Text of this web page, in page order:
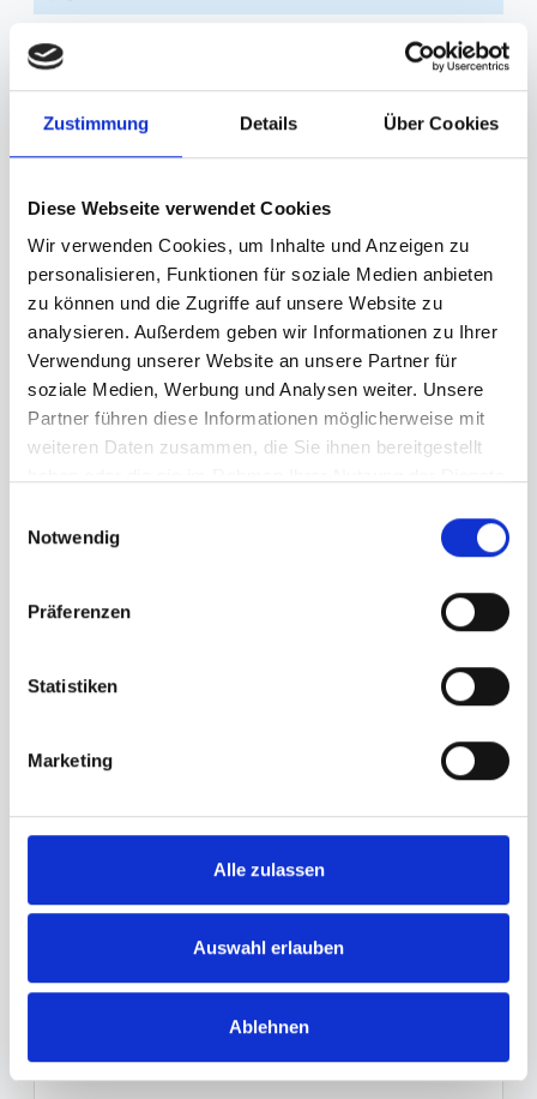
Zustimmung Details Über Cookies
Diese Webseite verwendet Cookies
Wir verwenden Cookies, um Inhalte und Anzeigen zu
personalisieren, Funktionen für soziale Medien anbieten
zu können und die Zugriffe auf unsere Website zu
analysieren. Außerdem geben wir Informationen zu Ihrer
Verwendung unserer Website an unsere Partner für
soziale Medien, Werbung und Analysen weiter. Unsere
Partner führen diese Informationen möglicherweise mit
weiteren Daten zusammen, die Sie ihnen bereitgestellt
Notwendig
Präferenzen
Statistiken
Marketing
Alle zulassen
Auswahl erlauben
Ablehnen
Электроды для измерения
проводимости
Электроды для измерения
использования как в агрессивных, так и в
ПВДФ. Измерительные штифты позолочены для
использования в агрессивных средах. Электроды
для измерения электропроводности также
используются во всех защитных устройствах
быстрого наполнения.
Диапазон измерений составляет от 0,03 мкС до
20 000 мкС.
Salutation*
Request*